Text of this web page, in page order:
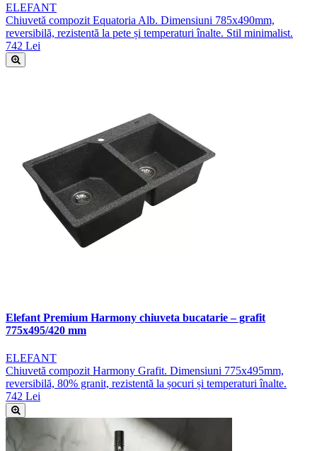
ELEFANT
Chiuvetă compozit Equatoria Alb. Dimensiuni 785x490mm,
reversibilă, rezistentă la pete și temperaturi înalte. Stil minimalist.
742 Lei
Elefant Premium Harmony chiuveta bucatarie – grafit
775x495/420 mm
ELEFANT
Chiuvetă compozit Harmony Grafit. Dimensiuni 775x495mm,
reversibilă, 80% granit, rezistentă la șocuri și temperaturi înalte.
742 Lei